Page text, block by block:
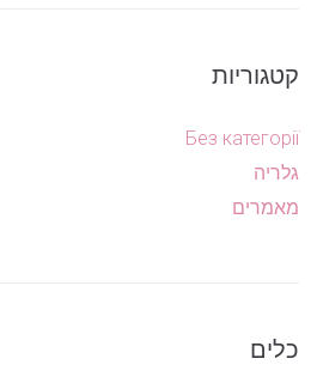
קטגוריות
Без категорії
גלריה
מאמרים
כלים